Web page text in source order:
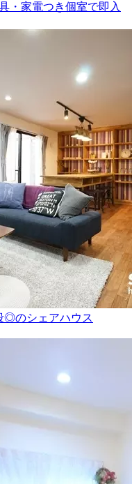
・家電つき個室で即入
のシェアハウス